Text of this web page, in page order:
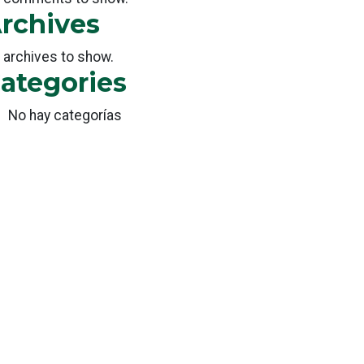
archives to show.
No hay categorías